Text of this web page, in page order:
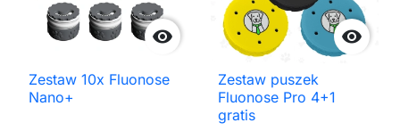

Zestaw 10x Fluonose
Nano+

Zestaw puszek
Fluonose Pro 4+1
gratis